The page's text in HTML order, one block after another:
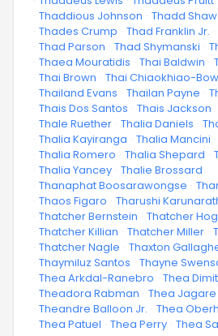
· Thaddious Johnson · Thadd Shaw
· Thades Crump · Thad Franklin Jr. ·
· Thad Parson · Thad Shymanski ·
· Thaea Mouratidis · Thai Baldwin ·
· Thai Brown · Thai Chiaokhiao-
· Thailand Evans · Thailan Payne ·
· Thais Dos Santos · Thais Jackson ·
· Thale Ruether · Thalia Daniels ·
· Thalia Kayiranga · Thalia Mancini ·
· Thalia Romero · Thalia Shepard ·
· Thalia Yancey · Thalie Brossard
· Thanaphat Boosarawongse ·
· Thaos Figaro · Tharushi
· Thatcher Bernstein · Thatcher
· Thatcher Killian · Thatcher Miller ·
· Thatcher Nagle · Thaxton
· Thaymiluz Santos · Thayne
· Thea Arkdal-Ranebro · Thea
· Theadora Rabman · Thea Jagare
· Theandre Balloon Jr. · Thea
· Thea Patuel · Thea Perry · Thea